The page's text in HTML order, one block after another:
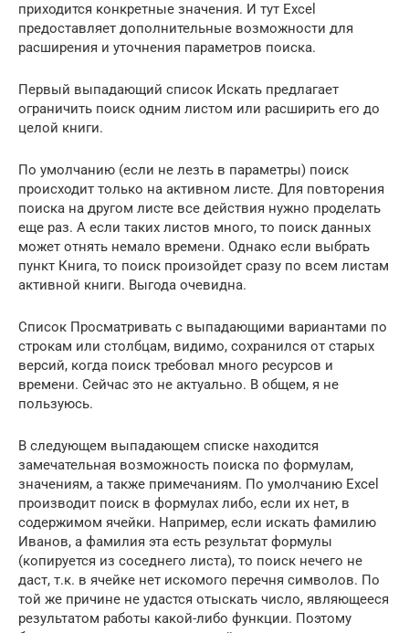
приходится конкретные значения. И тут Excel
предоставляет дополнительные возможности для
расширения и уточнения параметров поиска.
Первый выпадающий список Искать предлагает
ограничить поиск одним листом или расширить его до
целой книги.
По умолчанию (если не лезть в параметры) поиск
происходит только на активном листе. Для повторения
поиска на другом листе все действия нужно проделать
еще раз. А если таких листов много, то поиск данных
может отнять немало времени. Однако если выбрать
пункт Книга, то поиск произойдет сразу по всем листам
активной книги. Выгода очевидна.
Список Просматривать с выпадающими вариантами по
строкам или столбцам, видимо, сохранился от старых
версий, когда поиск требовал много ресурсов и
времени. Сейчас это не актуально. В общем, я не
пользуюсь.
В следующем выпадающем списке находится
замечательная возможность поиска по формулам,
значениям, а также примечаниям. По умолчанию Excel
производит поиск в формулах либо, если их нет, в
содержимом ячейки. Например, если искать фамилию
Иванов, а фамилия эта есть результат формулы
(копируется из соседнего листа), то поиск нечего не
даст, т.к. в ячейке нет искомого перечня символов. По
той же причине не удастся отыскать число, являющееся
результатом работы какой-либо функции. Поэтому